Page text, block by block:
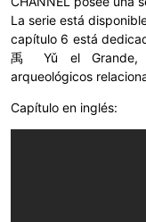
La serie está
capítulo 6 está
禹 Yǔ el Grande,
arqueológicos
Capítulo en inglés: